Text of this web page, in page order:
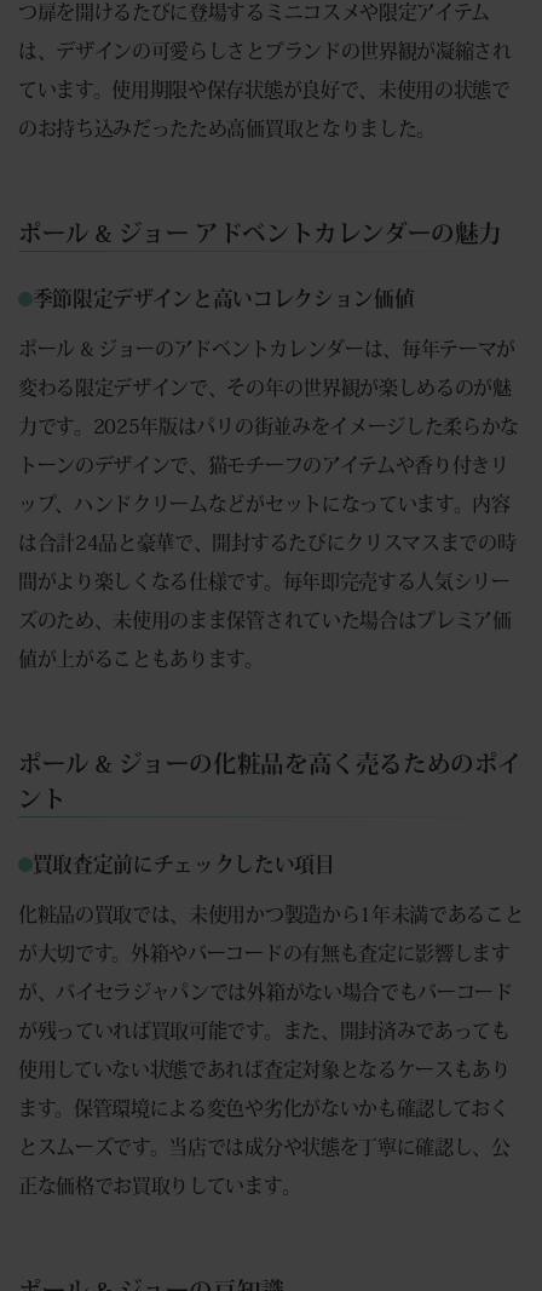
つ扉を開けるたびに登場するミニコスメや限定アイテム
は、デザインの可愛らしさとブランドの世界観が凝縮され
ています。使用期限や保存状態が良好で、未使用の状態で
のお持ち込みだったため高価買取となりました。
ポール & ジョー アドベントカレンダーの魅力
季節限定デザインと高いコレクション価値
ポール & ジョーのアドベントカレンダーは、毎年テーマが
変わる限定デザインで、その年の世界観が楽しめるのが魅
力です。2025年版はパリの街並みをイメージした柔らかな
トーンのデザインで、猫モチーフのアイテムや香り付きリ
ップ、ハンドクリームなどがセットになっています。内容
は合計24品と豪華で、開封するたびにクリスマスまでの時
間がより楽しくなる仕様です。毎年即完売する人気シリー
ズのため、未使用のまま保管されていた場合はプレミア価
値が上がることもあります。
ポール & ジョーの化粧品を高く売るためのポイ
ント
買取査定前にチェックしたい項目
化粧品の買取では、未使用かつ製造から1年未満であること
が大切です。外箱やバーコードの有無も査定に影響します
が、バイセラジャパンでは外箱がない場合でもバーコード
が残っていれば買取可能です。また、開封済みであっても
使用していない状態であれば査定対象となるケースもあり
ます。保管環境による変色や劣化がないかも確認しておく
とスムーズです。当店では成分や状態を丁寧に確認し、公
正な価格でお買取りしています。